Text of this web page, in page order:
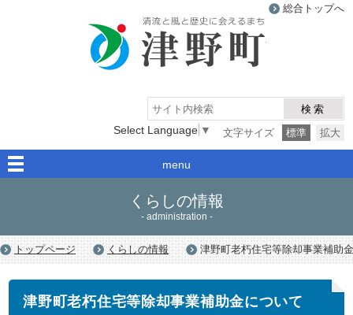
総合トップへ
検索
文字サイズ
標準 拡大
Select Language ▼
menu
くらしの情報
- administration -
トップページ くらしの情報 津野町老朽住宅等除却事業補助
津野町老朽住宅等除却事業補助金について